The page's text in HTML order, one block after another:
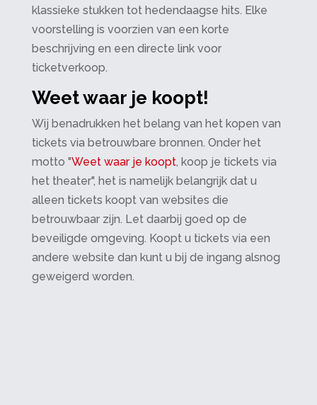
klassieke stukken tot hedendaagse hits. Elke
voorstelling is voorzien van een korte
beschrijving en een directe link voor
ticketverkoop.
Weet waar je koopt!
Wij benadrukken het belang van het kopen van
tickets via betrouwbare bronnen. Onder het
motto "Weet waar je koopt, koop je tickets via
het theater", het is namelijk belangrijk dat u
alleen tickets koopt van websites die
betrouwbaar zijn. Let daarbij goed op de
beveiligde omgeving. Koopt u tickets via een
andere website dan kunt u bij de ingang alsnog
geweigerd worden.